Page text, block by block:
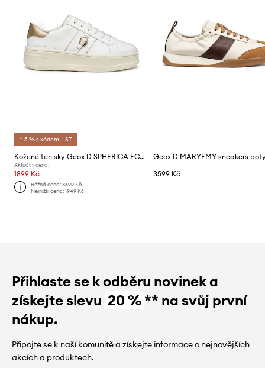
*-5 % s kódem: LST
Kožené tenisky Geox D SPHERICA ECUB-2
Aktuální cena:
1899 Kč
Běžná cena:3699 Kč
Nejnižší cena:1949 Kč
3599 Kč
Přihlaste se k odběru novinek a
získejte slevu 20 %** na svůj první
nákup.
Připojte se k naší komunitě a získejte informace o nejnovějších
akcích a produktech.